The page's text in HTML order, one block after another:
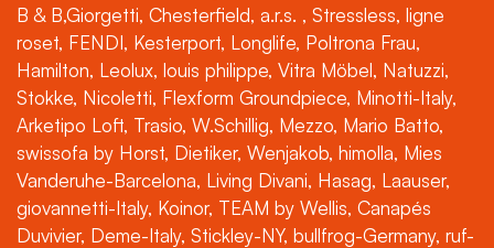
B & B,Giorgetti, Chesterfield, a.r.s. , Stressless, ligne
roset, FENDI, Kesterport, Longlife, Poltrona Frau,
Hamilton, Leolux, louis philippe, Vitra Möbel, Natuzzi,
Stokke, Nicoletti, Flexform Groundpiece, Minotti-Italy,
Arketipo Loft, Trasio, W.Schillig, Mezzo, Mario Batto,
swissofa by Horst, Dietiker, Wenjakob, himolla, Mies
Vanderuhe-Barcelona, Living Divani, Hasag, Laauser,
giovannetti-Italy, Koinor, TEAM by Wellis, Canapés
Duvivier, Deme-Italy, Stickley-NY, bullfrog-Germany, ruf-